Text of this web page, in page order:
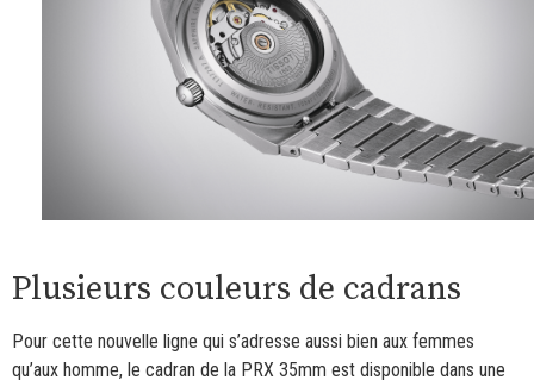
Plusieurs couleurs de cadrans
Pour cette nouvelle ligne qui s’adresse aussi bien aux femmes
qu’aux homme, le cadran de la PRX 35mm est disponible dans une